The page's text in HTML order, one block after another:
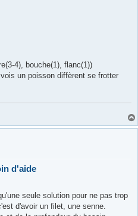
4), bouche(1), flanc(1))
un poisson diffèrent se frotter
d'aide
seule solution pour ne pas trop
d'avoir un filet, une senne.